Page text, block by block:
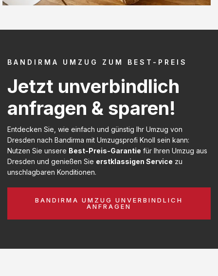
BANDIRMA UMZUG ZUM BEST-PREIS
Jetzt unverbindlich
anfragen & sparen!
Entdecken Sie, wie einfach und günstig Ihr Umzug von
Dresden nach Bandirma mit Umzugsprofi Knoll sein kann:
Nutzen Sie unsere Best-Preis-Garantie für Ihren Umzug aus
Dresden und genießen Sie erstklassigen Service zu
unschlagbaren Konditionen.
BANDIRMA UMZUG UNVERBINDLICH
ANFRAGEN